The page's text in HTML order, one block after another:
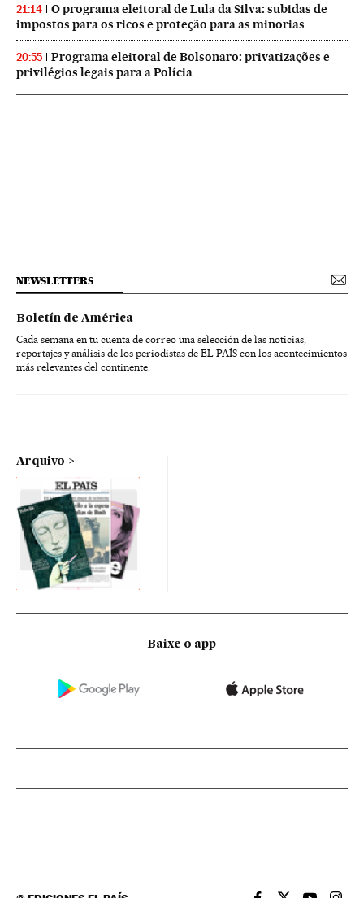
21:14
O programa eleitoral de Lula da Silva: subidas de
impostos para os ricos e proteção para as minorias
20:55
Programa eleitoral de Bolsonaro: privatizações e
privilégios legais para a Polícia
NEWSLETTERS
Boletín de América
Cada semana en tu cuenta de correo una selección de las noticias,
reportajes y análisis de los periodistas de EL PAÍS con los acontecimientos
más relevantes del continente.
Arquivo
Baixe o app